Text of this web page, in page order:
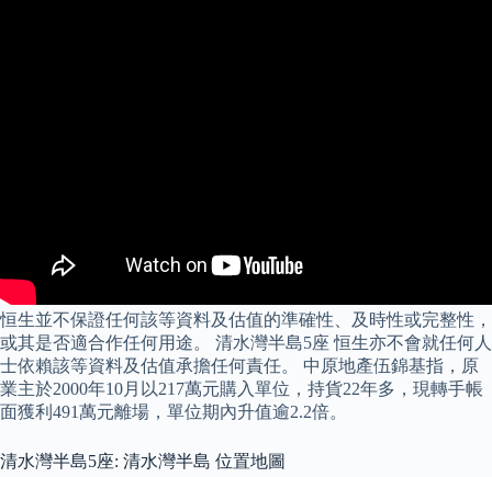
恒生並不保證任何該等資料及估值的準確性、及時性或完整性，
或其是否適合作任何用途。 清水灣半島5座 恒生亦不會就任何人
士依賴該等資料及估值承擔任何責任。 中原地產伍錦基指，原
業主於2000年10月以217萬元購入單位，持貨22年多，現轉手帳
面獲利491萬元離場，單位期內升值逾2.2倍。
清水灣半島5座: 清水灣半島 位置地圖